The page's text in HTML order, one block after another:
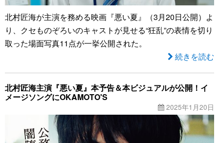
北村匠海が主演を務める映画『悪い夏』（3月20日公開）よ
り、クセものぞろいのキャストが見せる“狂乱”の表情を切り
取った場面写真11点が一挙公開された。
続きを読む
北村匠海主演『悪い夏』本予告＆本ビジュアルが公開！イ
メージソングにOKAMOTO'S
2025年1月20日